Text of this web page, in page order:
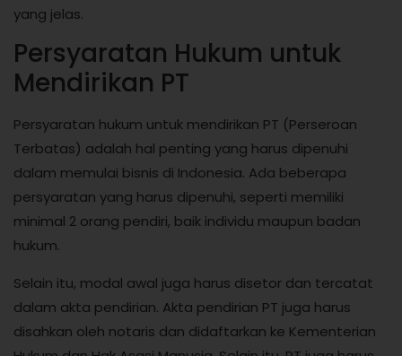
yang jelas.
Persyaratan Hukum untuk
Mendirikan PT
Persyaratan hukum untuk mendirikan PT (Perseroan
Terbatas) adalah hal penting yang harus dipenuhi
dalam memulai bisnis di Indonesia. Ada beberapa
persyaratan yang harus dipenuhi, seperti memiliki
minimal 2 orang pendiri, baik individu maupun badan
hukum.
Selain itu, modal awal juga harus disetor dan tercatat
dalam akta pendirian. Akta pendirian PT juga harus
disahkan oleh notaris dan didaftarkan ke Kementerian